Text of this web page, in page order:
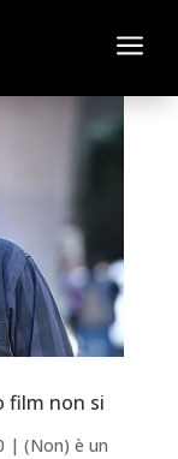
a
film non si
| (Non) è un